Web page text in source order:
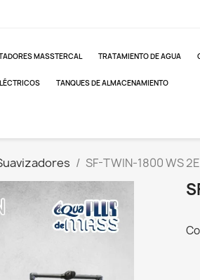
MASSTERCAL TRATAMIENTO DE AGUA
TANQUES DE ALMACENAMIENTO
SF-TWIN-1800 WS